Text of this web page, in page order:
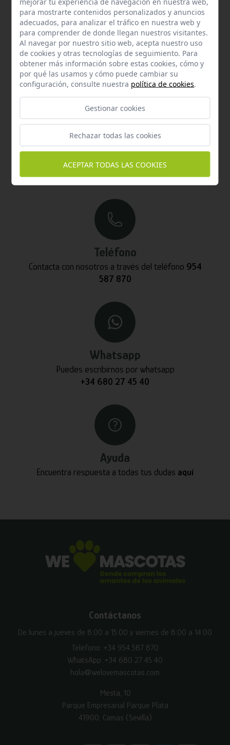
Contacta con nosotros y te garantizamos que te
responderemos en menos de 24 horas laborables.
Horario de atención al cliente:
De lunes a jueves de 8:00 a 15:00 y viernes de 8:00 a 14:00
Email
Contacta con nosotros vía email
hola@welovemascotas.com
Teléfono
Contacta con nosotros a través del teléfono 954
587 870
Whatsapp
Puedes escribirnos por whatsapp
+34 680 27 45 40
Ayuda
Encuentra respuesta a todas tus dudas aquí
Contáctanos
De lunes a jueves de 8:00 a 15:00 y viernes de 8:00 a 14:00
Teléfono: +34 954 587 870
WhatsApp: +34 680 27 45 40
hola@welovemascotas.com
Mesta, 10
Parque Empresarial Parque Plata
41900, Camas (Sevilla)
para mostrarte contenidos personalizados y anuncios
adecuados, para analizar el tráfico en nuestra web y
para comprender de donde llegan nuestros visitantes.
Al navegar por nuestro sitio web, acepta nuestro uso
de cookies y otras tecnologías de seguimiento. Para
obtener más información sobre estas cookies, cómo y
por qué las usamos y cómo puede cambiar su
configuración, consulte nuestra política de cookies.
Gestionar cookies
Rechazar todas las cookies
ACEPTAR TODAS LAS COOKIES